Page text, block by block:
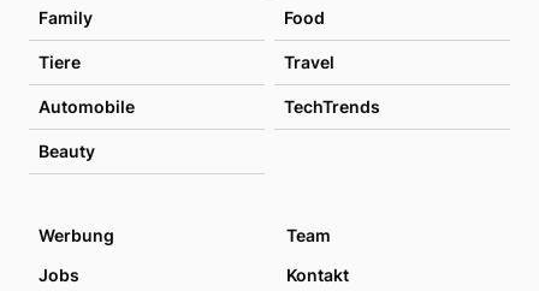
Family Food
Tiere Travel
Automobile TechTrends
Beauty
Werbung
Team
Jobs
Kontakt